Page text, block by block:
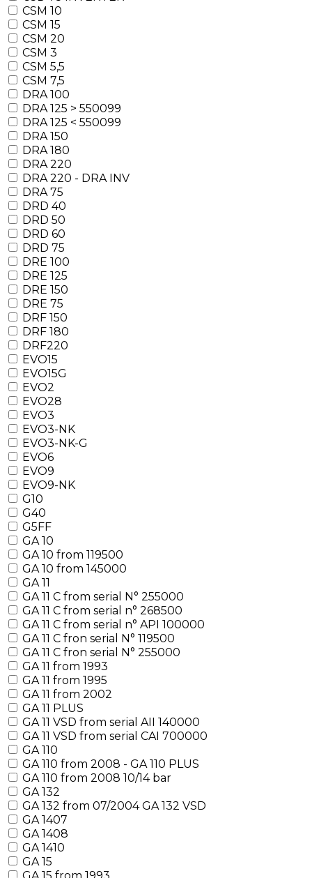
CSM 10
CSM 15
CSM 20
CSM 3
CSM 5,5
CSM 7,5
DRA 100
DRA 125 > 550099
DRA 125 < 550099
DRA 150
DRA 180
DRA 220
DRA 220 - DRA INV
DRA 75
DRD 40
DRD 50
DRD 60
DRD 75
DRE 100
DRE 125
DRE 150
DRE 75
DRF 150
DRF 180
DRF220
EVO15
EVO15G
EVO2
EVO28
EVO3
EVO3-NK
EVO3-NK-G
EVO6
EVO9
EVO9-NK
G10
G40
G5FF
GA 10
GA 10 from 119500
GA 10 from 145000
GA 11
GA 11 C from serial N° 255000
GA 11 C from serial n° 268500
GA 11 C from serial n° API 100000
GA 11 C fron serial N° 119500
GA 11 C fron serial N° 255000
GA 11 from 1993
GA 11 from 1995
GA 11 from 2002
GA 11 PLUS
GA 11 VSD from serial AII 140000
GA 11 VSD from serial CAI 700000
GA 110
GA 110 from 2008 - GA 110 PLUS
GA 110 from 2008 10/14 bar
GA 132
GA 132 from 07/2004 GA 132 VSD
GA 1407
GA 1408
GA 1410
GA 15